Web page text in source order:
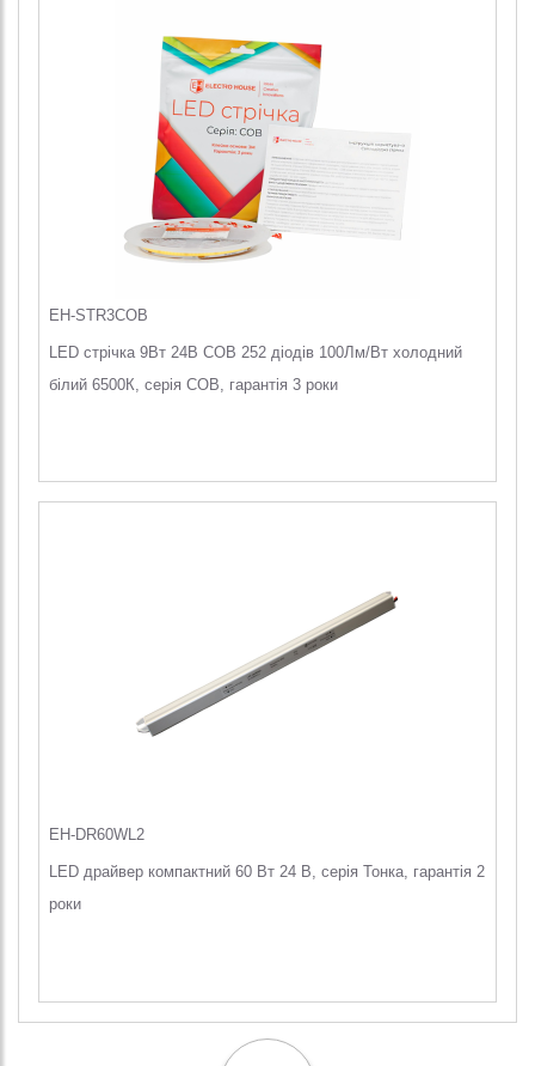
EH-STR3COB
LED стрічка 9Вт 24В COB 252 діодів 100Лм/Вт холодний
білий 6500К, серія COB, гарантія 3 роки
EH-DR60WL2
LED драйвер компактний 60 Вт 24 В, серія Тонка, гарантія 2
роки